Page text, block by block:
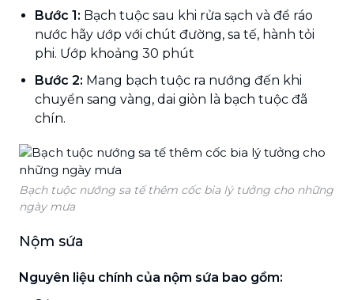
Bước 1: Bạch tuộc sau khi rửa sạch và để ráo
nước hãy ướp với chút đường, sa tế, hành tỏi
phi. Ướp khoảng 30 phút
Bước 2: Mang bạch tuộc ra nướng đến khi
chuyển sang vàng, dai giòn là bạch tuộc đã
chín.
Bạch tuộc nướng sa tế thêm cốc bia lý tưởng cho những
ngày mưa
Nộm sứa
Nguyên liệu chính của nộm sứa bao gồm: